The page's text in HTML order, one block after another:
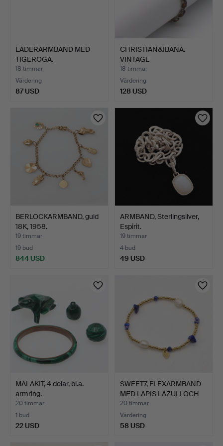
LÄDERARMBAND MED
TIGERÖGA.
18 timmar
Värdering
87 USD
CHRISTIAN&IBANA.
VINTAGE
BÄRNSTENSARMBAND;…
18 timmar
Värdering
128 USD
BERLOCKARMBAND, guld
18K, 1958.
19 timmar
19 bud
844 USD
ARMBAND, Sterlingsilver,
Espirit.
19 timmar
4 bud
49 USD
MALAKIT, 4 delar, bl.a.
armring.
20 timmar
1 bud
22 USD
SWEET7, FLEXARMBAND
MED LAPIS LAZULI OCH
O…
20 timmar
Värdering
58 USD